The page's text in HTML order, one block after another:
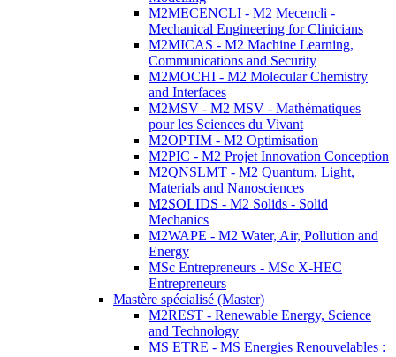
M2MECENCLI - M2 Mecencli -
Mechanical Engineering for Clinicians
M2MICAS - M2 Machine Learning,
Communications and Security
M2MOCHI - M2 Molecular Chemistry
and Interfaces
M2MSV - M2 MSV - Mathématiques
pour les Sciences du Vivant
M2OPTIM - M2 Optimisation
M2PIC - M2 Projet Innovation Conception
M2QNSLMT - M2 Quantum, Light,
Materials and Nanosciences
M2SOLIDS - M2 Solids - Solid
Mechanics
M2WAPE - M2 Water, Air, Pollution and
Energy
MSc Entrepreneurs - MSc X-HEC
Entrepreneurs
Mastère spécialisé (Master)
M2REST - Renewable Energy, Science
and Technology
MS ETRE - MS Energies Renouvelables :